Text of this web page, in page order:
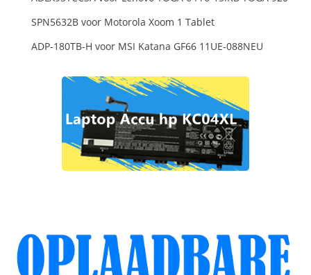
SPN5632B voor Motorola Xoom 1 Tablet
ADP-180TB-H voor MSI Katana GF66 11UE-088NEU